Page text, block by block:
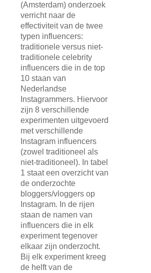
(Amsterdam) onderzoek
verricht naar de
effectiviteit van de twee
typen influencers:
traditionele versus niet-
traditionele celebrity
influencers die in de top
10 staan van
Nederlandse
Instagrammers. Hiervoor
zijn 8 verschillende
experimenten uitgevoerd
met verschillende
Instagram influencers
(zowel traditioneel als
niet-traditioneel). In tabel
1 staat een overzicht van
de onderzochte
bloggers/vloggers op
Instagram. In de rijen
staan de namen van
influencers die in elk
experiment tegenover
elkaar zijn onderzocht.
Bij elk experiment kreeg
de helft van de